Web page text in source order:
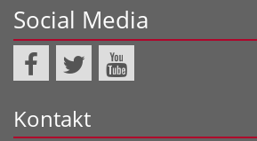
Social Media
Kontakt